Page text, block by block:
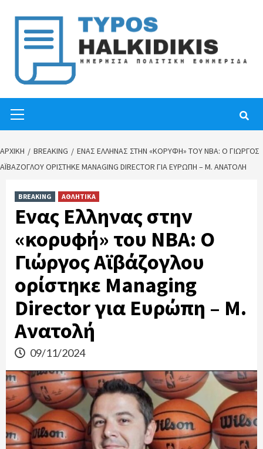
content
Menu
ΑΡΧΙΚΉ BREAKING
ΕΝΑΣ ΕΛΛΗΝΑΣ ΣΤΗΝ «ΚΟΡΥΦΉ» ΤΟΥ ΝΒΑ: Ο ΓΙΏΡΓΟΣ
ΑΪΒΆΖΟΓΛΟΥ ΟΡΊΣΤΗΚΕ MANAGING DIRECTOR ΓΙΑ ΕΥΡΏΠΗ – Μ. ΑΝΑΤΟΛΉ
BREAKING ΑΘΛΗΤΙΚΑ
Ενας Ελληνας στην
«κορυφή» του ΝΒΑ: Ο
Γιώργος Αϊβάζογλου
ορίστηκε Managing
Director για Ευρώπη – Μ.
Ανατολή
09/11/2024